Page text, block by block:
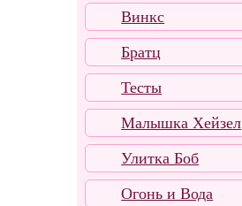
Винкс
Братц
Тесты
Малышка Хейзел
Улитка Боб
Огонь и Вода